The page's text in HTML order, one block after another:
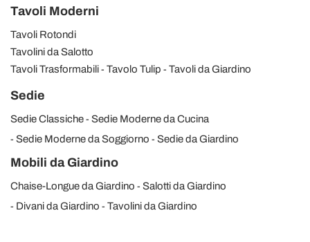
Tavoli Moderni
Tavoli Rotondi
Tavolini da Salotto
Tavoli Trasformabili
Tavolo Tulip Tavoli da Giardino
Sedie
Sedie Classiche
Sedie Moderne da Cucina
Sedie Moderne da Soggiorno
Sedie da Giardino
Mobili da Giardino
Chaise-Longue da Giardino
Salotti da Giardino
Divani da Giardino
Tavolini da Giardino